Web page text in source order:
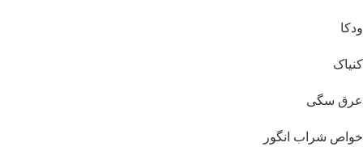
ودکا
کنیاک
عرق سگی
خواص شراب انگور